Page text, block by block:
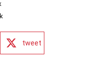
tweet